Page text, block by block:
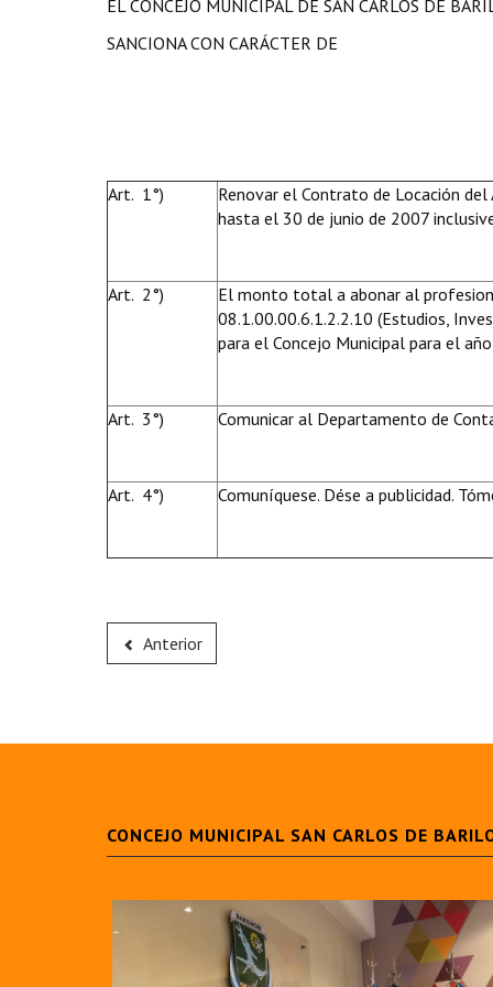
EL CONCEJO MUNICIPAL DE SAN CARLOS DE
SANCIONA CON CARÁCTER DE
Art. 1°)
Renovar el Contrato de Locación del
hasta el 30 de junio de 2007
Art. 2°)
El monto total a abonar al
08.1.00.00.6.1.2.2.10 (Estudios,
para el Concejo Municipal para el
Art. 3°) Comunicar al Departamento de
Art. 4°) Comuníquese. Dése a publicidad.
Anterior
CONCEJO MUNICIPAL SAN CARLOS DE